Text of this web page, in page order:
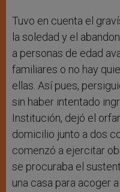
Tuvo en cuenta el
la soledad y el
a personas de edad
familiares o no hay
ellas. Así pues,
sin haber intentado
Institución, dejó el
domicilio junto a dos
comenzó a ejercitar
se procuraba el
una casa para acoger